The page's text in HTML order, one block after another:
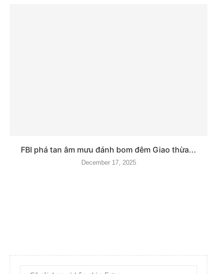
FBI phá tan âm mưu đánh bom đêm Giao thừa...
December 17, 2025